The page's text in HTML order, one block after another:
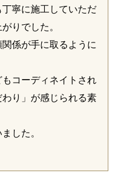
寧に施工していただ
りでした。
係が手に取るように
コーディネイトされ
り」が感じられる素
した。